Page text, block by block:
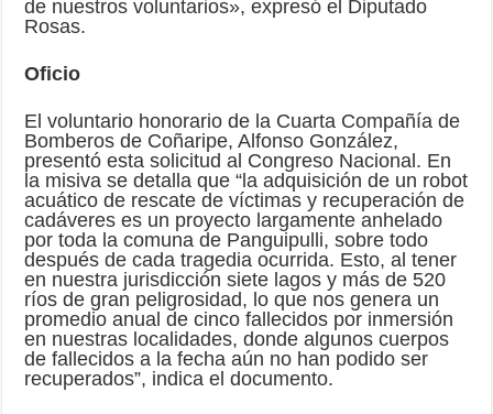
de nuestros voluntarios», expresó el Diputado
Rosas.
Oficio
El voluntario honorario de la Cuarta Compañía de
Bomberos de Coñaripe, Alfonso González,
presentó esta solicitud al Congreso Nacional. En
la misiva se detalla que “la adquisición de un robot
acuático de rescate de víctimas y recuperación de
cadáveres es un proyecto largamente anhelado
por toda la comuna de Panguipulli, sobre todo
después de cada tragedia ocurrida. Esto, al tener
en nuestra jurisdicción siete lagos y más de 520
ríos de gran peligrosidad, lo que nos genera un
promedio anual de cinco fallecidos por inmersión
en nuestras localidades, donde algunos cuerpos
de fallecidos a la fecha aún no han podido ser
recuperados”, indica el documento.